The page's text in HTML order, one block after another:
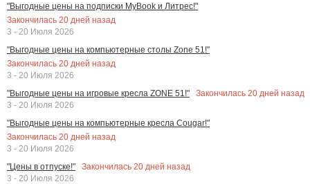
"Выгодные цены на подписки MyBook и Литрес!"
Закончилась 20 дней назад
3 - 20 Июля 2026
"Выгодные цены на компьютерные столы Zone 51!"
Закончилась 20 дней назад
3 - 20 Июля 2026
"Выгодные цены на игровые кресла ZONE 51!"
Закончилась 20 дней назад
3 - 20 Июля 2026
"Выгодные цены на компьютерные кресла Cougar!"
Закончилась 20 дней назад
3 - 20 Июля 2026
"Цены в отпуске!"
Закончилась 20 дней назад
3 - 20 Июля 2026